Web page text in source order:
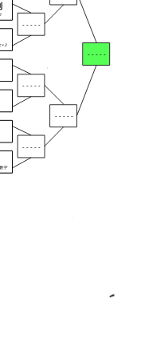
× 2
字
- - - - -
- - - - -
- - - - -
- - - - -
- - - - -